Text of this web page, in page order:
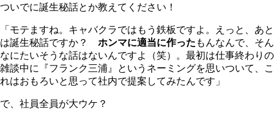
ついでに誕生秘話とか教えてください！
「モテますね。キャバクラではもう鉄板ですよ。えっと、あと
は誕生秘話ですか？ ホンマに適当に作った もんなんで、そん
なにたいそうな話はないんですよ（笑）。最初は仕事終わりの
雑談中に『フランク三浦』というネーミングを思いついて、こ
れはおもろいと思って社内で提案してみたんです」
で、社員全員が大ウケ？